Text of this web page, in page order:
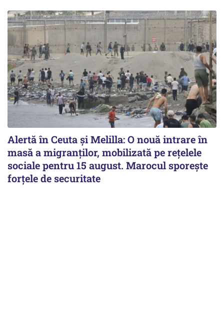
Alertă în Ceuta și Melilla: O nouă intrare în
masă a migranților, mobilizată pe rețelele
sociale pentru 15 august. Marocul sporește
forțele de securitate